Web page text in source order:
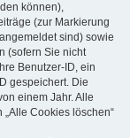
können),
(zur Markierung
sind) sowie
(sofern Sie nicht
Benutzer-ID, ein
gespeichert. Die
einem Jahr. Alle
Cookies löschen“